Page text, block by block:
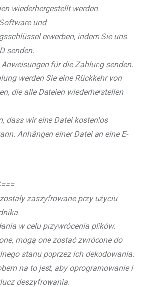
wiederhergestellt werden.
und
erwerben, indem Sie uns
senden.
Anweisungen für die Zahlung senden.
werden Sie eine Rückkehr von
die alle Dateien wiederherstellen
dass wir eine Datei kostenlos
Anhängen einer Datei an eine E-
zaszyfrowane przy użyciu
w celu przywrócenia plików.
mogą one zostać zwrócone do
stanu poprzez ich dekodowania.
na to jest, aby oprogramowanie i
deszyfrowania.